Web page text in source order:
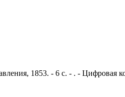
1853. - 6 с. - . - Цифровая